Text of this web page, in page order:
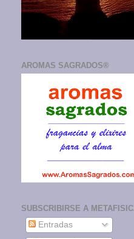
AROMAS SAGRADOS®
SUBSCRIBIRSE A
Entradas